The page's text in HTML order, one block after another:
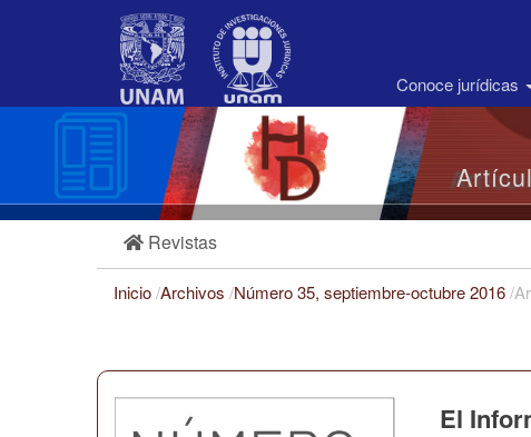
Barra
Conoce jurídicas
Revistas
Inicio/Archivos /Número 35, septiembre-octubre 2016/
El